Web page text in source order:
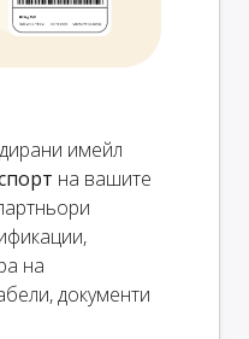
имейл
на вашите
на
документи